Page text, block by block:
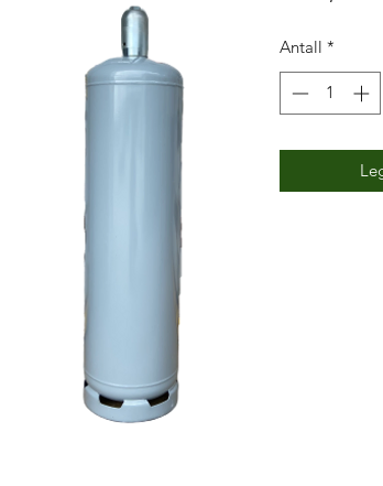
Antall *